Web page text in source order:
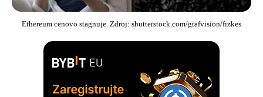
Ethereum cenovo stagnuje. Zdroj: shutterstock.com/grafvision/fizkes